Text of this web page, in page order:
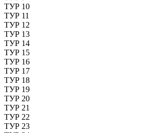
ТУР 10
ТУР 11
ТУР 12
ТУР 13
ТУР 14
ТУР 15
ТУР 16
ТУР 17
ТУР 18
ТУР 19
ТУР 20
ТУР 21
ТУР 22
ТУР 23